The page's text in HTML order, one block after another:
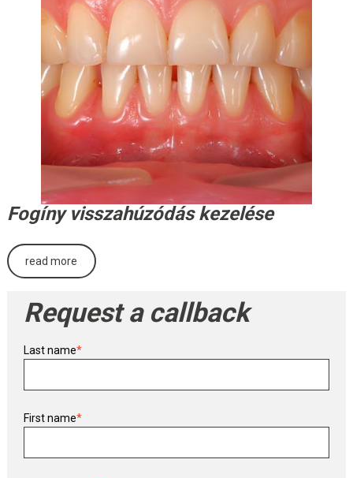
Fogíny visszahúzódás kezelése
read more
Request a callback
Last name*
First name*